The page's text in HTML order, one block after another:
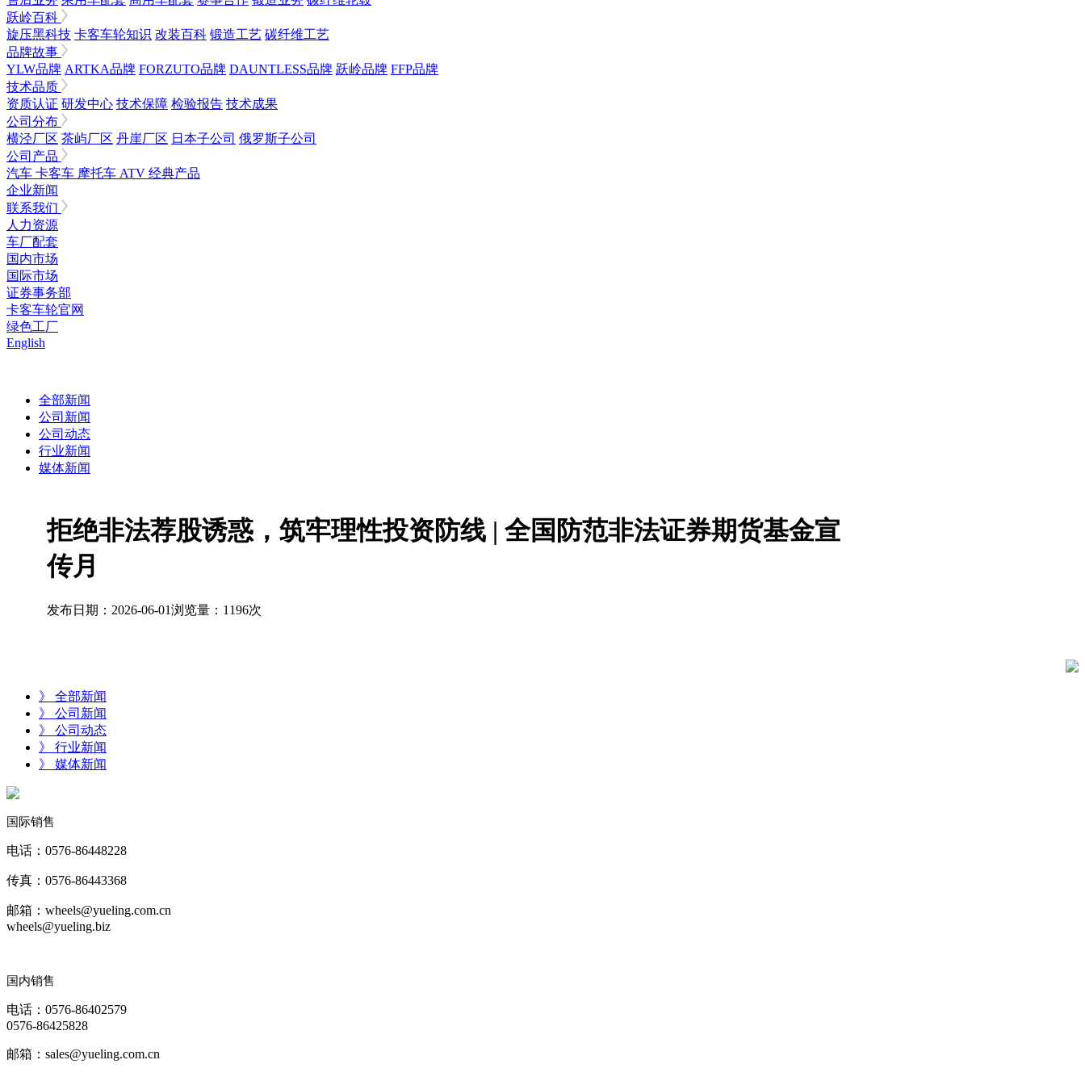
跃岭百科
旋压黑科技 卡客车轮知识 改装百科 锻造工艺 碳纤维工艺
品牌故事
YLW品牌 ARTKA品牌 FORZUTO品牌 DAUNTLESS品牌 跃岭品牌 FFP品牌
技术品质
资质认证 研发中心 技术保障 检验报告 技术成果
公司分布
横泾厂区 茶屿厂区 丹崖厂区 日本子公司 俄罗斯子公司
公司产品
汽车 卡客车 摩托车 ATV 经典产品
企业新闻
联系我们
人力资源
车厂配套
国内市场
国际市场
证券事务部
卡客车轮官网
绿色工厂
English
全部新闻
公司新闻
公司动态
行业新闻
媒体新闻
拒绝非法荐股诱惑，筑牢理性投资防线 | 全国防范非法证券期货基金宣
传月
发布日期：2026-06-01浏览量：1196次
》 全部新闻
》 公司新闻
》 公司动态
》 行业新闻
》 媒体新闻
国际销售
电话：0576-86448228
传真：0576-86443368
邮箱：wheels@yueling.com.cn
wheels@yueling.biz
国内销售
电话：0576-86402579
0576-86425828
邮箱：sales@yueling.com.cn